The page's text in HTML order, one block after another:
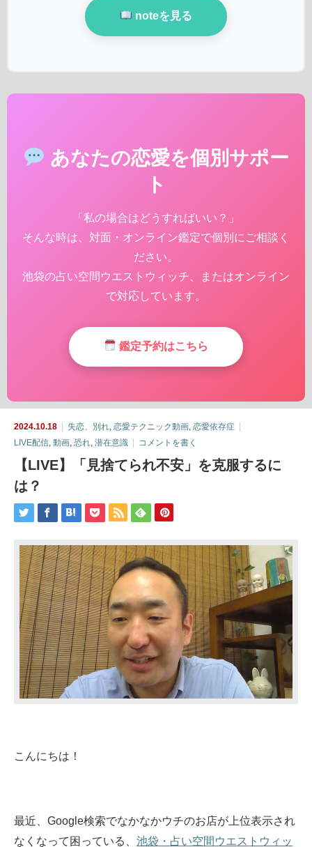
noteを見る
あなたの恋愛を個別サポー
ト
「私の場合はどうすればいい？」
そんな時は、対面・オンライン鑑定で個別にご相談く
ださい。
池袋の占い空間ウエストウィッチ、またはオンライン
で対応しています。
鑑定予約はこちら
2024.10.18 失恋、別れ 恋愛テクニック動画 恋愛依存症
LIVE配信 動画 恐れ 潜在意識 コメントを書く
【LIVE】「見捨てられ不安」を克服するに
は？
こんにちは！
最近、Google検索でなかなかウチのお店が上位表示され
なくなって困っている、 池袋・占い空間ウエストウィッ